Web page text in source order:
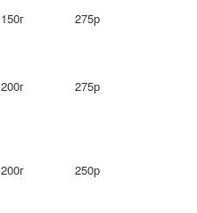
150г
275р
200г
275р
200г
250р